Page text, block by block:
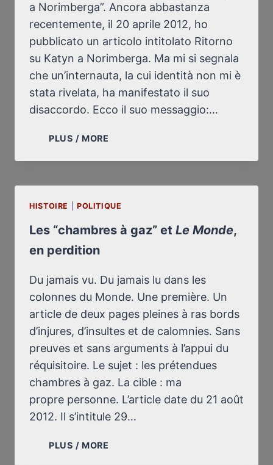
a Norimberga”. Ancora abbastanza
recentemente, il 20 aprile 2012, ho
pubblicato un articolo intitolato Ritorno
su Katyn a Norimberga. Ma mi si segnala
che un’internauta, la cui identità non mi è
stata rivelata, ha manifestato il suo
disaccordo. Ecco il suo messaggio:…
PLUS / MORE
SU
NORIMBERGA
HISTOIRE POLITIQUE
Les “chambres à gaz” et Le Monde,
en perdition
Du jamais vu. Du jamais lu dans les
colonnes du Monde. Une première. Un
article de deux pages pleines à ras bords
d’injures, d’insultes et de calomnies. Sans
preuves et sans arguments à l’appui du
réquisitoire. Le sujet : les prétendues
chambres à gaz. La cible : ma
propre personne. L’article date du 21 août
2012. Il s’intitule 29…
PLUS / MORE